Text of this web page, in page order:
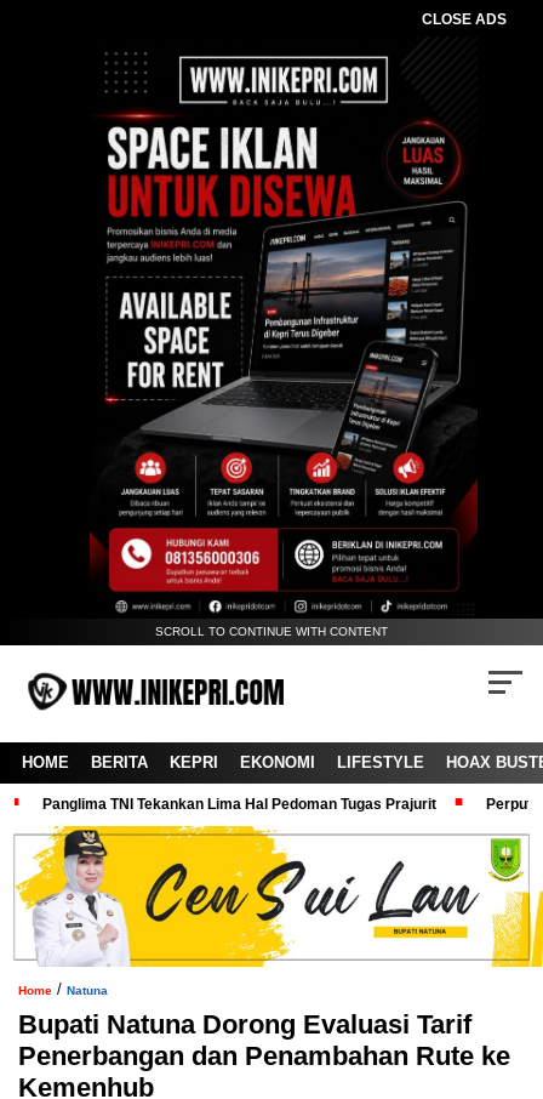
CLOSE ADS
SCROLL TO CONTINUE WITH CONTENT
HOME BERITA KEPRI EKONOMI LIFESTYLE HOAX
Panglima TNI Tekankan Lima Hal Pedoman Tugas Prajurit
Home / Natuna
Bupati Natuna Dorong Evaluasi Tarif
Penerbangan dan Penambahan Rute ke
Kemenhub